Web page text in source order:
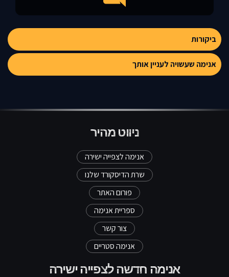
ביקורות
אנימה שעשויה לעניין אותך
ניווט מהיר
אנימה לצפייה ישירה
שרת הדיסקורד שלנו
פורום האתר
ספריית אנימה
צור קשר
אנימה סטריים
אנימה חדשה לצפייה ישירה